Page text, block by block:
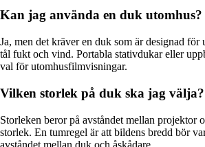
Kan jag använda en duk utomhus?
Ja, men det kräver en duk som är designad för
tål fukt och vind. Portabla stativdukar eller
val för utomhusfilmvisningar.
Vilken storlek på duk ska jag välja?
Storleken beror på avståndet mellan projektor
storlek. En tumregel är att bildens bredd bör
avståndet mellan duk och åskådare.